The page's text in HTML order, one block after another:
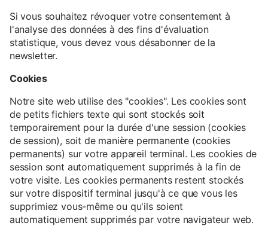
Si vous souhaitez révoquer votre consentement à
l'analyse des données à des fins d'évaluation
statistique, vous devez vous désabonner de la
newsletter.
Cookies
Notre site web utilise des "cookies". Les cookies sont
de petits fichiers texte qui sont stockés soit
temporairement pour la durée d'une session (cookies
de session), soit de manière permanente (cookies
permanents) sur votre appareil terminal. Les cookies de
session sont automatiquement supprimés à la fin de
votre visite. Les cookies permanents restent stockés
sur votre dispositif terminal jusqu'à ce que vous les
supprimiez vous-même ou qu'ils soient
automatiquement supprimés par votre navigateur web.